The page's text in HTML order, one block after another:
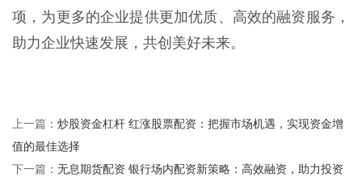
项，为更多的企业提供更加优质、高效的融资服务，
助力企业快速发展，共创美好未来。
上一篇： 炒股资金杠杆 红涨股票配资：把握市场机遇，实现资金增
值的最佳选择
下一篇： 无息期货配资 银行场内配资新策略：高效融资，助力投资